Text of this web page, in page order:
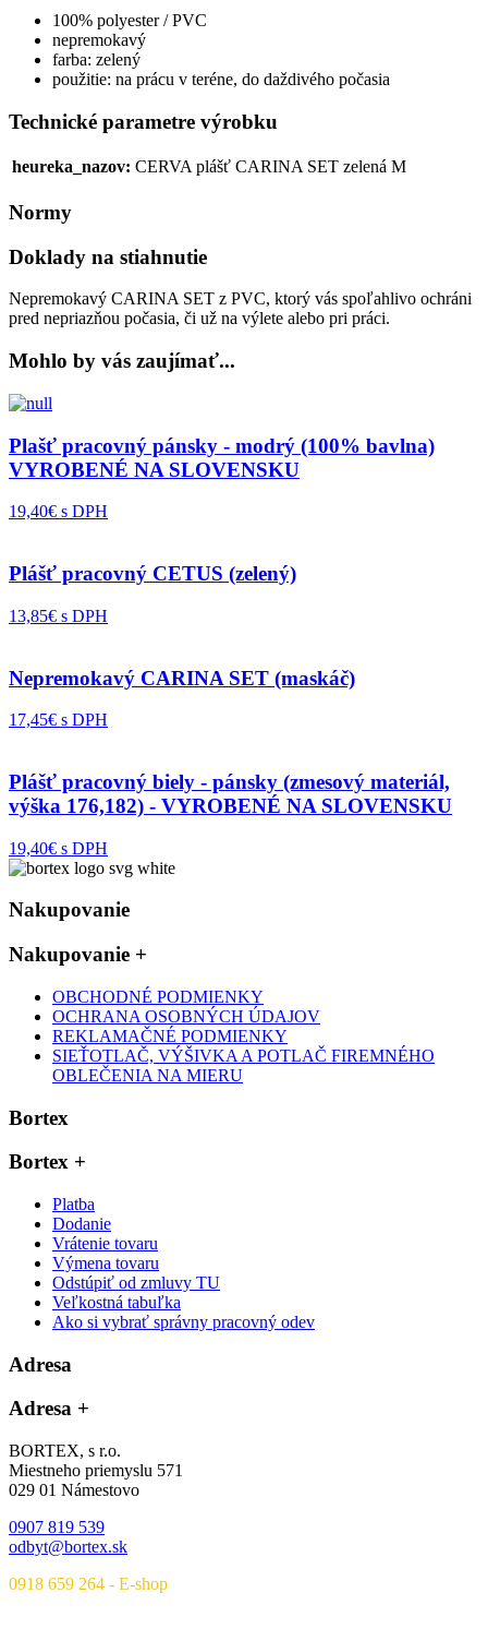
100% polyester / PVC
nepremokavý
farba: zelený
použitie: na prácu v teréne, do daždivého počasia
Technické parametre výrobku
heureka_nazov: CERVA plášť CARINA SET zelená M
Normy
Doklady na stiahnutie
Nepremokavý CARINA SET z PVC, ktorý vás spoľahlivo ochráni
pred nepriazňou počasia, či už na výlete alebo pri práci.
Mohlo by vás zaujímať...
Plašť pracovný pánsky - modrý (100% bavlna)
VYROBENÉ NA SLOVENSKU
19,40€ s DPH
Plášť pracovný CETUS (zelený)
13,85€ s DPH
Nepremokavý CARINA SET (maskáč)
17,45€ s DPH
Plášť pracovný biely - pánsky (zmesový materiál,
výška 176,182) - VYROBENÉ NA SLOVENSKU
19,40€ s DPH
Nakupovanie
Nakupovanie +
OBCHODNÉ PODMIENKY
OCHRANA OSOBNÝCH ÚDAJOV
REKLAMAČNÉ PODMIENKY
SIEŤOTLAČ, VÝŠIVKA A POTLAČ FIREMNÉHO
OBLEČENIA NA MIERU
Bortex
Bortex +
Platba
Dodanie
Vrátenie tovaru
Výmena tovaru
Odstúpiť od zmluvy TU
Veľkostná tabuľka
Ako si vybrať správny pracovný odev
Adresa
Adresa +
BORTEX, s r.o.
Miestneho priemyslu 571
029 01 Námestovo
0907 819 539
odbyt@bortex.sk
0918 659 264 - E-shop